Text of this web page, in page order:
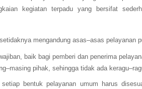
kegiatan terpadu yang bersifat
mengandung asas–asas pelayanan
baik bagi pemberi dan penerima
pihak, sehingga tidak ada
setiap bentuk pelayanan umum harus